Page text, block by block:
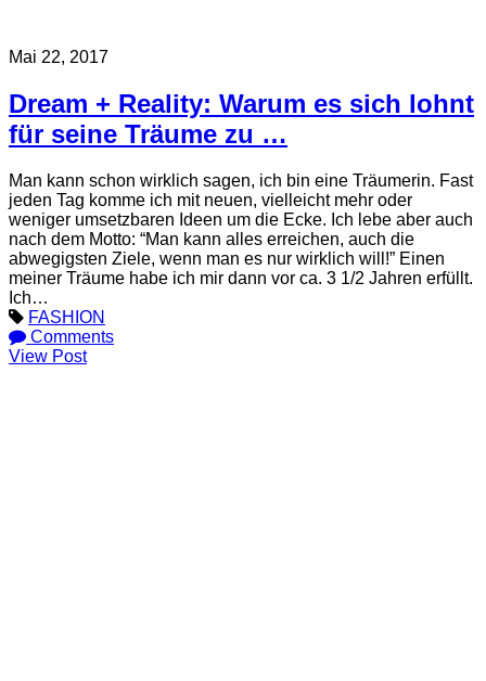
Mai 22, 2017
Dream + Reality: Warum es sich lohnt
für seine Träume zu …
Man kann schon wirklich sagen, ich bin eine Träumerin. Fast
jeden Tag komme ich mit neuen, vielleicht mehr oder
weniger umsetzbaren Ideen um die Ecke. Ich lebe aber auch
nach dem Motto: “Man kann alles erreichen, auch die
abwegigsten Ziele, wenn man es nur wirklich will!” Einen
meiner Träume habe ich mir dann vor ca. 3 1/2 Jahren erfüllt.
Ich…
FASHION
Comments
View Post